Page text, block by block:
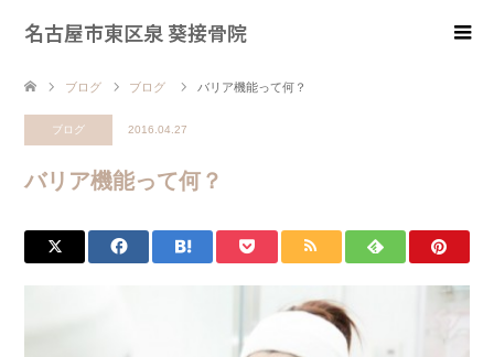
名古屋市東区泉 葵接骨院
ブログ ブログ バリア機能って何？
ブログ 2016.04.27
バリア機能って何？